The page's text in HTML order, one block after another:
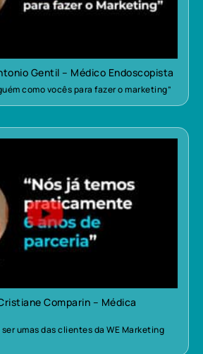
Gentil – Médico Endoscopista
como vocês para fazer o marketing”
Comparin – Médica
umas das clientes da WE Marketing